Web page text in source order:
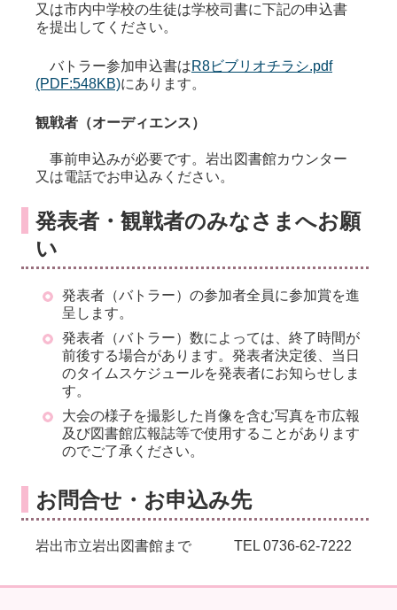
又は市内中学校の生徒は学校司書に下記の申込書
を提出してください。
バトラー参加申込書はR8ビブリオチラシ.pdf
(PDF:548KB)にあります。
観戦者（オーディエンス）
事前申込みが必要です。岩出図書館カウンター
又は電話でお申込みください。
発表者・観戦者のみなさまへお願
い
発表者（バトラー）の参加者全員に参加賞を進
呈します。
発表者（バトラー）数によっては、終了時間が
前後する場合があります。発表者決定後、当日
のタイムスケジュールを発表者にお知らせしま
す。
大会の様子を撮影した肖像を含む写真を市広報
及び図書館広報誌等で使用することがあります
のでご了承ください。
お問合せ・お申込み先
岩出市立岩出図書館まで TEL 0736-62-7222